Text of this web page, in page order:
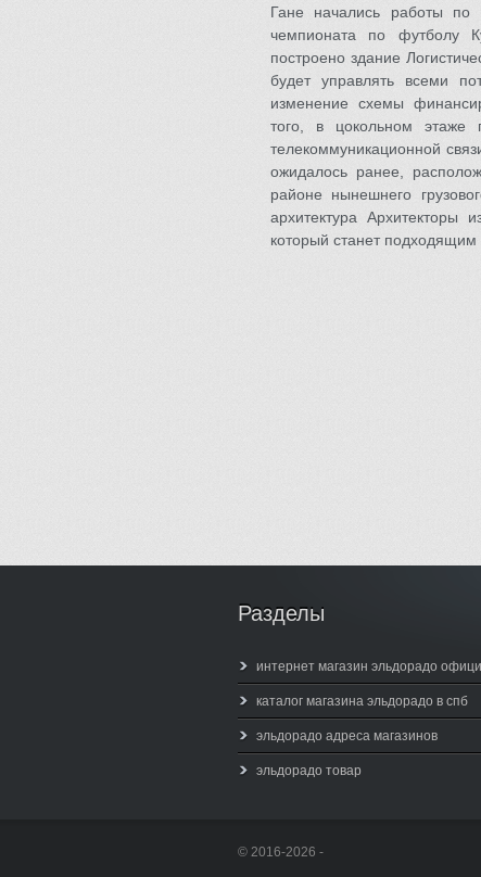
Гане начались работы по
чемпионата по футболу
построено здание
будет управлять всеми
изменение схемы
того, в цокольном этаже
телекоммуникационной
ожидалось ранее,
районе нынешнего
архитектура Архитекторы
который станет
Разделы
интернет магазин эльдорадо
каталог магазина эльдорадо в спб
эльдорадо адреса магазинов
эльдорадо товар
© 2016-2026 -